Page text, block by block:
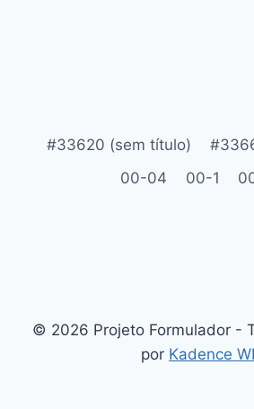
#33620 (sem título)
00-04
00-1
© 2026 Projeto Formulador -
por Kadence